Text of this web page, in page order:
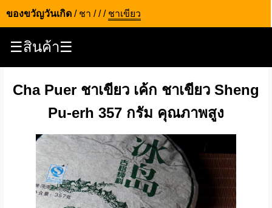
ของขวัญวันเกิด / ชา /// ชาเขียว
☰สินค้า☰
Cha Puer ชาเขียว เค้ก ชาเขียว Sheng
Pu-erh 357 กรัม คุณภาพสูง